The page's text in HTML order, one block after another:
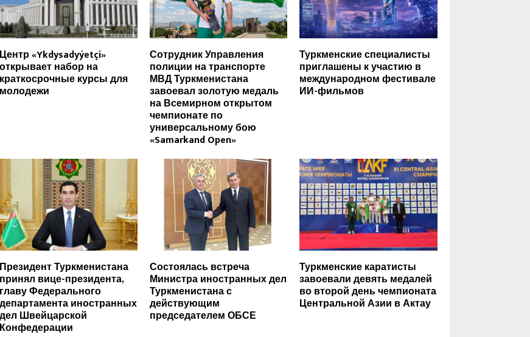
Центр «Ykdysadyýetçi»
открывает набор на
краткосрочные курсы для
молодежи
Сотрудник Управления
полиции на транспорте
МВД Туркменистана
завоевал золотую медаль
на Всемирном открытом
чемпионате по
универсальному бою
«Samarkand Open»
Туркменские специалисты
приглашены к участию в
международном фестивале
ИИ-фильмов
Президент Туркменистана
принял вице-президента,
главу Федерального
департамента иностранных
дел Швейцарской
Конфедерации
Состоялась встреча
Министра иностранных дел
Туркменистана с
действующим
председателем ОБСЕ
Туркменские каратисты
завоевали девять медалей
во второй день чемпионата
Центральной Азии в Актау